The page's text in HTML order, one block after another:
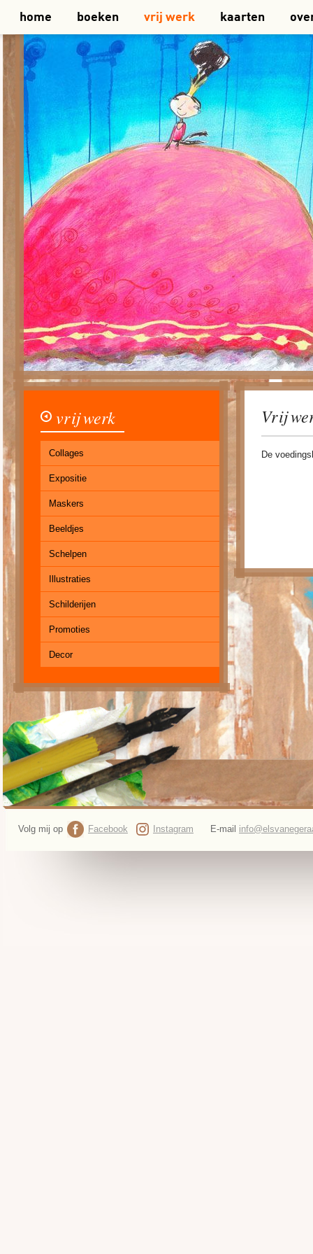
home boeken vrij werk kaarten
vrij werk
Collages
Expositie
Maskers
Beeldjes
Schelpen
Illustraties
Schilderijen
Promoties
Decor
Vrij
De
Volg mij op Facebook Instagram E-mail